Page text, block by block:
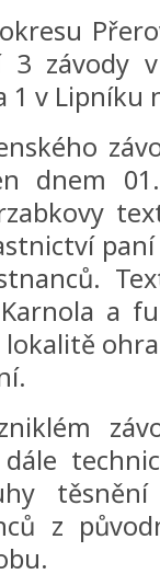
3 závody
1 v Lipníku
dnem
a
z